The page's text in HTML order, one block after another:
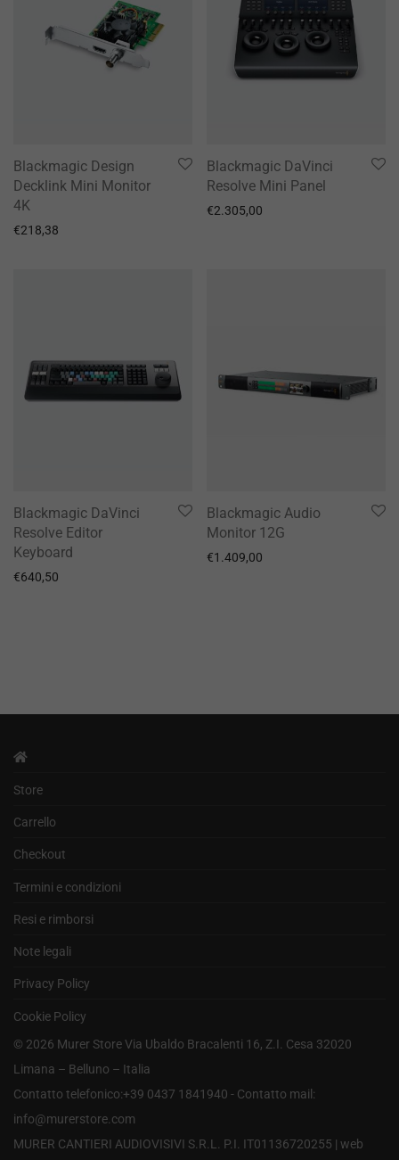
Blackmagic Design
Decklink Mini Monitor
4K
€218,38
Blackmagic DaVinci
Resolve Mini Panel
€2.305,00
Blackmagic DaVinci
Resolve Editor
Keyboard
€640,50
Blackmagic Audio
Monitor 12G
€1.409,00
Store
Carrello
Checkout
Termini e condizioni
Resi e rimborsi
Note legali
Privacy Policy
Cookie Policy
© 2026 Murer Store Via Ubaldo Bracalenti 16, Z.I. Cesa 32020
Limana – Belluno – Italia
Contatto telefonico:+39 0437 1841940 - Contatto mail:
info@murerstore.com
MURER CANTIERI AUDIOVISIVI S.R.L. P.I. IT01136720255 | web